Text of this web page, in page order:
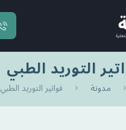
التوريد الطبي
مدونة فواتير التوريد الطبي